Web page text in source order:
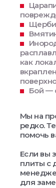
как
Бой —
Мы на
редко.
помочь
Если вы
плиты с
для